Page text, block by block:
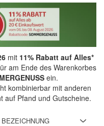
mit 11% Rabatt auf Alles*
am Ende des Warenkorbes
ein.
kombinierbar mit anderen
auf Pfand und Gutscheine.